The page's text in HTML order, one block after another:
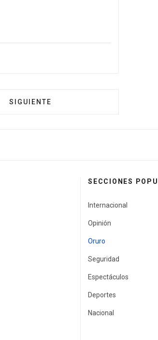
SIGUIENTE
SECCIONES
Internacional
Opinión
Oruro
Seguridad
Espectáculos
Deportes
Nacional